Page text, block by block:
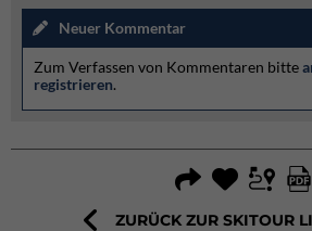
Neuer Kommentar
Zum Verfassen von Kommentaren bitte
registrieren.
ZURÜCK ZUR SKITOUR